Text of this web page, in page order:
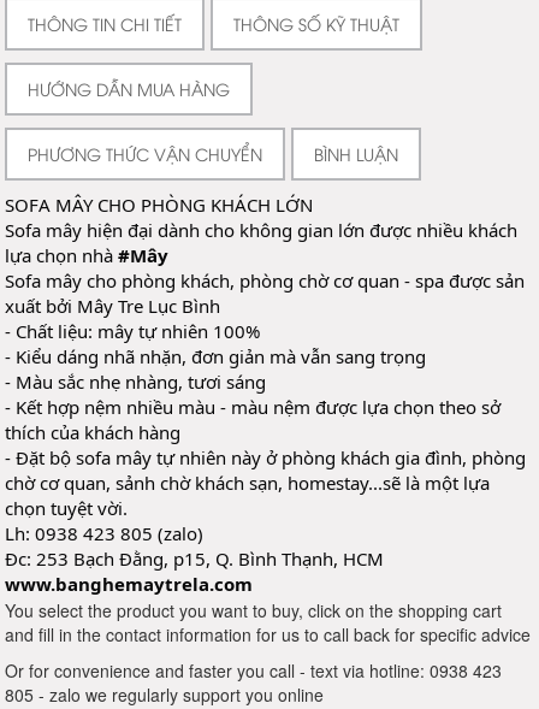
THÔNG TIN CHI TIẾT THÔNG SỐ KỸ THUẬT
HƯỚNG DẪN MUA HÀNG
PHƯƠNG THỨC VẬN CHUYỂN BÌNH LUẬN
SOFA MÂY CHO PHÒNG KHÁCH LỚN
Sofa mây hiện đại dành cho không gian lớn được nhiều khách
lựa chọn nhà#Mây
Sofa mây cho phòng khách, phòng chờ cơ quan - spa được sản
xuất bởi Mây Tre Lục Bình
- Chất liệu: mây tự nhiên 100%
- Kiểu dáng nhã nhặn, đơn giản mà vẫn sang trọng
- Màu sắc nhẹ nhàng, tươi sáng
- Kết hợp nệm nhiều màu - màu nệm được lựa chọn theo sở
thích của khách hàng
- Đặt bộ sofa mây tự nhiên này ở phòng khách gia đình, phòng
chờ cơ quan, sảnh chờ khách sạn, homestay...sẽ là một lựa
chọn tuyệt vời.
Lh: 0938 423 805 (zalo)
Đc: 253 Bạch Đằng, p15, Q. Bình Thạnh, HCM
www.banghemaytrela.com
You select the product you want to buy, click on the shopping cart
and fill in the contact information for us to call back for specific advice
Or for convenience and faster you call - text via hotline: 0938 423
805 - zalo we regularly support you online